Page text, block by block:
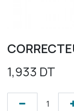
1,933 DT